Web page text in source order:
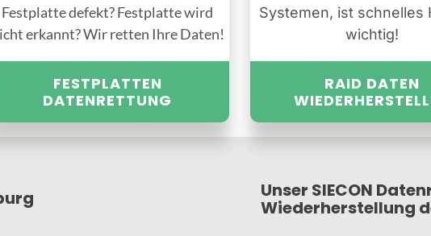
Festplatte defekt? Festplatte wird
erkannt? Wir retten Ihre Daten!
FESTPLATTEN
DATENRETTUNG
Systemen, ist schnelles
wichtig!
RAID DATEN
Unser SIECON
Wiederherstellung